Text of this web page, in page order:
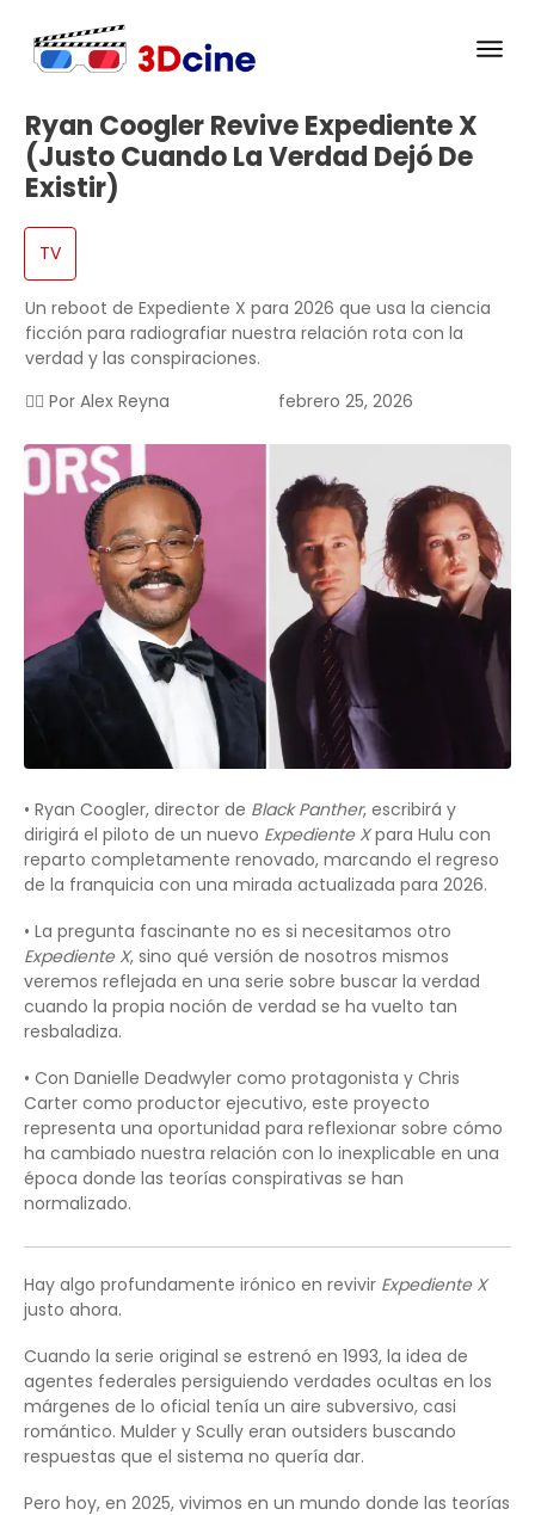
Ryan Coogler Revive Expediente X
(justo Cuando La Verdad Dejó De
Existir)
TV
Un reboot de Expediente X para 2026 que usa la ciencia
ficción para radiografiar nuestra relación rota con la
verdad y las conspiraciones.
✍🏻 Por Alex Reyna febrero 25, 2026
• Ryan Coogler, director de Black Panther, escribirá y
dirigirá el piloto de un nuevo Expediente Xpara Hulu con
reparto completamente renovado, marcando el regreso
de la franquicia con una mirada actualizada para 2026.
• La pregunta fascinante no es si necesitamos otro
Expediente X, sino qué versión de nosotros mismos
veremos reflejada en una serie sobre buscar la verdad
cuando la propia noción de verdad se ha vuelto tan
resbaladiza.
• Con Danielle Deadwyler como protagonista y Chris
Carter como productor ejecutivo, este proyecto
representa una oportunidad para reflexionar sobre cómo
ha cambiado nuestra relación con lo inexplicable en una
época donde las teorías conspirativas se han
normalizado.
Hay algo profundamente irónico en revivir Expediente X
justo ahora.
Cuando la serie original se estrenó en 1993, la idea de
agentes federales persiguiendo verdades ocultas en los
márgenes de lo oficial tenía un aire subversivo, casi
romántico. Mulder y Scully eran outsiders buscando
respuestas que el sistema no quería dar.
Pero hoy, en 2025, vivimos en un mundo donde las teorías